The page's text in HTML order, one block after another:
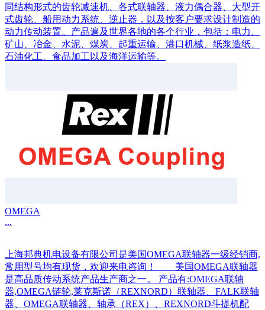
同结构形式的齿轮减速机、各式联轴器、液力偶合器、大型开
式齿轮、船用动力系统、逆止器，以及按客户要求设计制造的
动力传动装置。产品遍及世界各地的各个行业，包括：电力、
矿山、冶金、水泥、煤炭、起重运输、港口机械、纸浆造纸、
石油化工、食品加工以及海洋运输等。
OMEGA
...
上海邦典机电设备有限公司是美国OMEGA联轴器一级经销商,
常用型号均有现货，欢迎来电咨询！ 美国OMEGA联轴器
是高品质传动系统产品生产商之一。 产品有:OMEGA联轴
器,OMEGA链轮,莱克斯诺（REXNORD）联轴器、FALK联轴
器、OMEGA联轴器、轴承（REX）、REXNORD斗提机配